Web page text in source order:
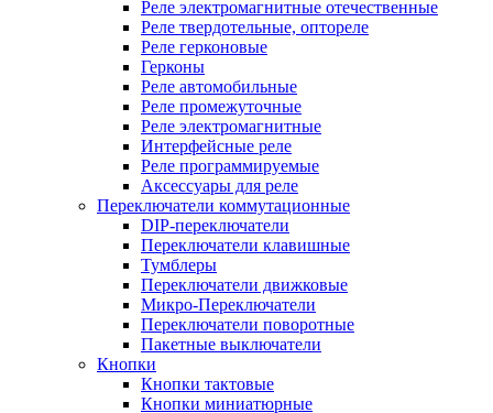
Реле электромагнитные отечественные
Реле твердотельные, оптореле
Реле герконовые
Герконы
Реле автомобильные
Реле промежуточные
Реле электромагнитные
Интерфейсные реле
Реле программируемые
Аксессуары для реле
Переключатели коммутационные
DIP-переключатели
Переключатели клавишные
Тумблеры
Переключатели движковые
Микро-Переключатели
Переключатели поворотные
Пакетные выключатели
Кнопки
Кнопки тактовые
Кнопки миниатюрные